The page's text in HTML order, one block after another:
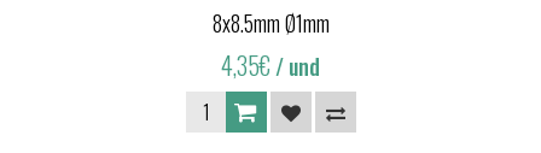
8x8.5mm Ø1mm
4,35€/ und